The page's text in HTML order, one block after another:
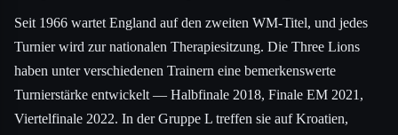
Seit 1966 wartet England auf den zweiten WM-Titel, und jedes
Turnier wird zur nationalen Therapiesitzung. Die Three Lions
haben unter verschiedenen Trainern eine bemerkenswerte
Turnierstärke entwickelt — Halbfinale 2018, Finale EM 2021,
Viertelfinale 2022. In der Gruppe L treffen sie auf Kroatien,